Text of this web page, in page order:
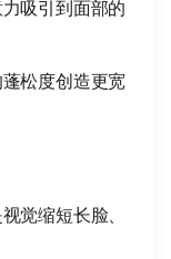
吸引到面部的
松度创造更宽
觉缩短长脸、